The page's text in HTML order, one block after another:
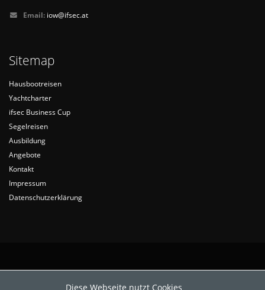
Email: iow@ifsec.at
Sitemap
Hausbootreisen
Yachtcharter
ifsec Business Cup
Segelreisen
Ausbildung
Angebote
Kontakt
Impressum
Datenschutzerklärung
Diese Webseite nutzt Cookies